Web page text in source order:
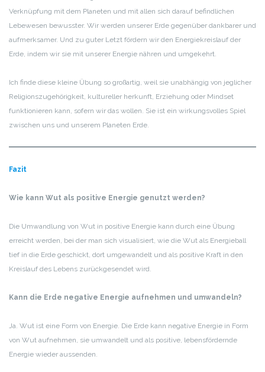
Verknüpfung mit dem Planeten und mit allen sich darauf befindlichen
Lebewesen bewusster. Wir werden unserer Erde gegenüber dankbarer und
aufmerksamer. Und zu guter Letzt fördern wir den Energiekreislauf der
Erde, indem wir sie mit unserer Energie nähren und umgekehrt.
Ich finde diese kleine Übung so großartig, weil sie unabhängig von jeglicher
Religionszugehörigkeit, kultureller herkunft, Erziehung oder Mindset
funktionieren kann, sofern wir das wollen. Sie ist ein wirkungsvolles Spiel
zwischen uns und unserem Planeten Erde.
Fazit
Wie kann Wut als positive Energie genutzt werden?
Die Umwandlung von Wut in positive Energie kann durch eine Übung
erreicht werden, bei der man sich visualisiert, wie die Wut als Energieball
tief in die Erde geschickt, dort umgewandelt und als positive Kraft in den
Kreislauf des Lebens zurückgesendet wird.
Kann die Erde negative Energie aufnehmen und umwandeln?
Ja. Wut ist eine Form von Energie. Die Erde kann negative Energie in Form
von Wut aufnehmen, sie umwandelt und als positive, lebensfördernde
Energie wieder aussenden.